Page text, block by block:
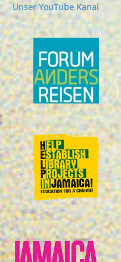
Unser YouTube Kanal